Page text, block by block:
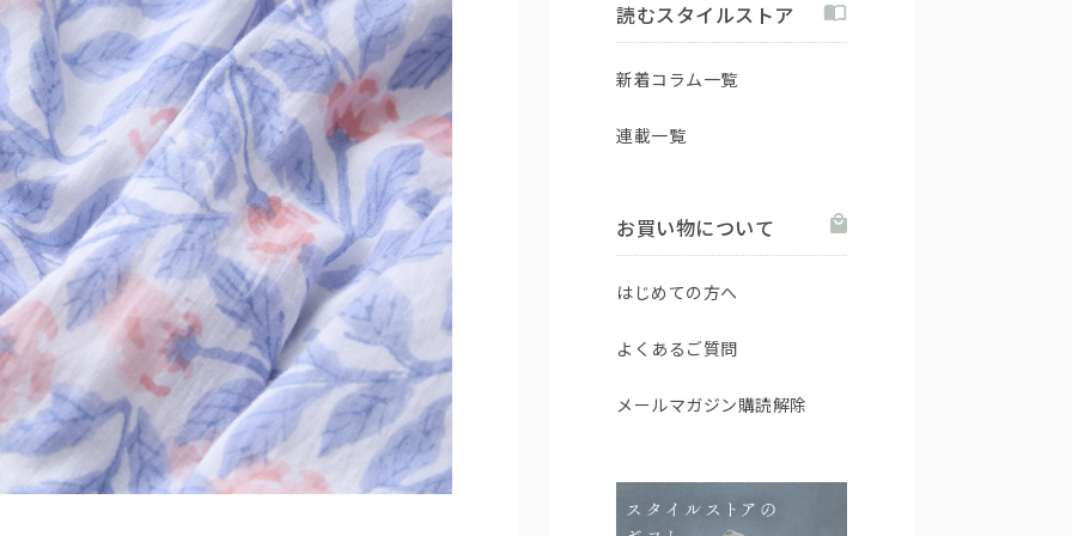
読むスタイルストア
新着コラム一覧
連載一覧
お買い物について
はじめての方へ
よくあるご質問
メールマガジン購読解除